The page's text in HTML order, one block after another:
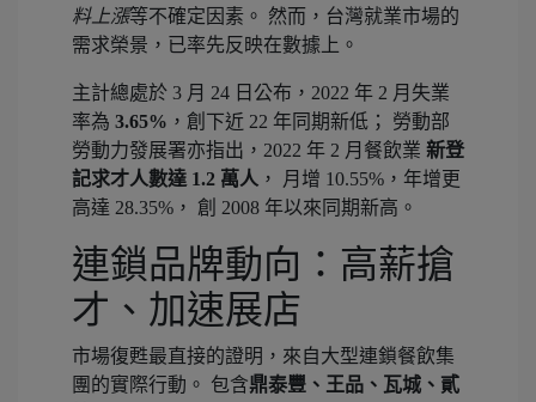
料上漲等不確定因素。 然而，台灣就業市場的
需求榮景，已率先反映在數據上。
主計總處於 3 月 24 日公布，2022 年 2 月失業
率為 3.65% ，創下近 22 年同期新低； 勞動部
勞動力發展署亦指出，2022 年 2 月餐飲業 新登
記求才人數達 1.2 萬人 ， 月增 10.55%，年增更
高達 28.35%， 創 2008 年以來同期新高。
連鎖品牌動向：高薪搶
才、加速展店
市場復甦最直接的證明，來自大型連鎖餐飲集
團的實際行動。 包含鼎泰豐、王品、瓦城、貳